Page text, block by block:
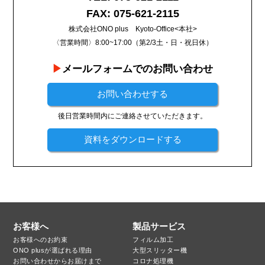
FAX: 075-621-2115
株式会社ONO plus Kyoto-Office<本社>
〈営業時間〉8:00~17:00（第2/3土・日・祝日休）
メールフォームでのお問い合わせ
お問い合わせする
後日営業時間内にご連絡させていただきます。
資料をダウンロードする
お客様へ
お客様へのお約束
ONO plusが選ばれる理由
お問い合わせからお届けまで
製品サービス
フィルム加工
大型スリッター機
コロナ処理機